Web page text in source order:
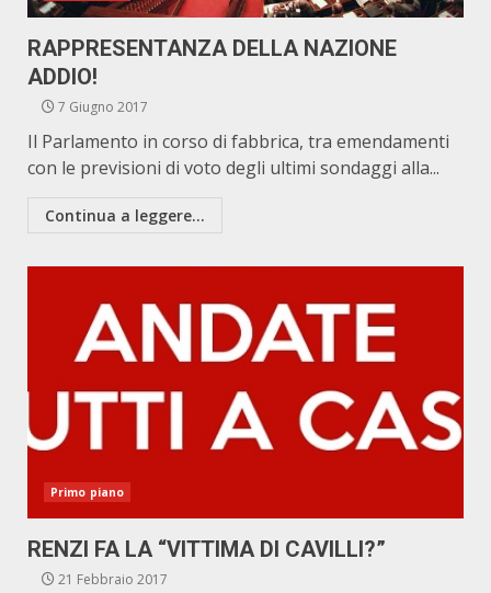
RAPPRESENTANZA DELLA NAZIONE
ADDIO!
7 Giugno 2017
Il Parlamento in corso di fabbrica, tra emendamenti
con le previsioni di voto degli ultimi sondaggi alla...
Continua a leggere...
Primo piano
RENZI FA LA “VITTIMA DI CAVILLI?”
21 Febbraio 2017